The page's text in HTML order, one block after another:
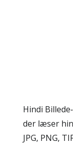
Hindi
der læser
JPG, PNG,